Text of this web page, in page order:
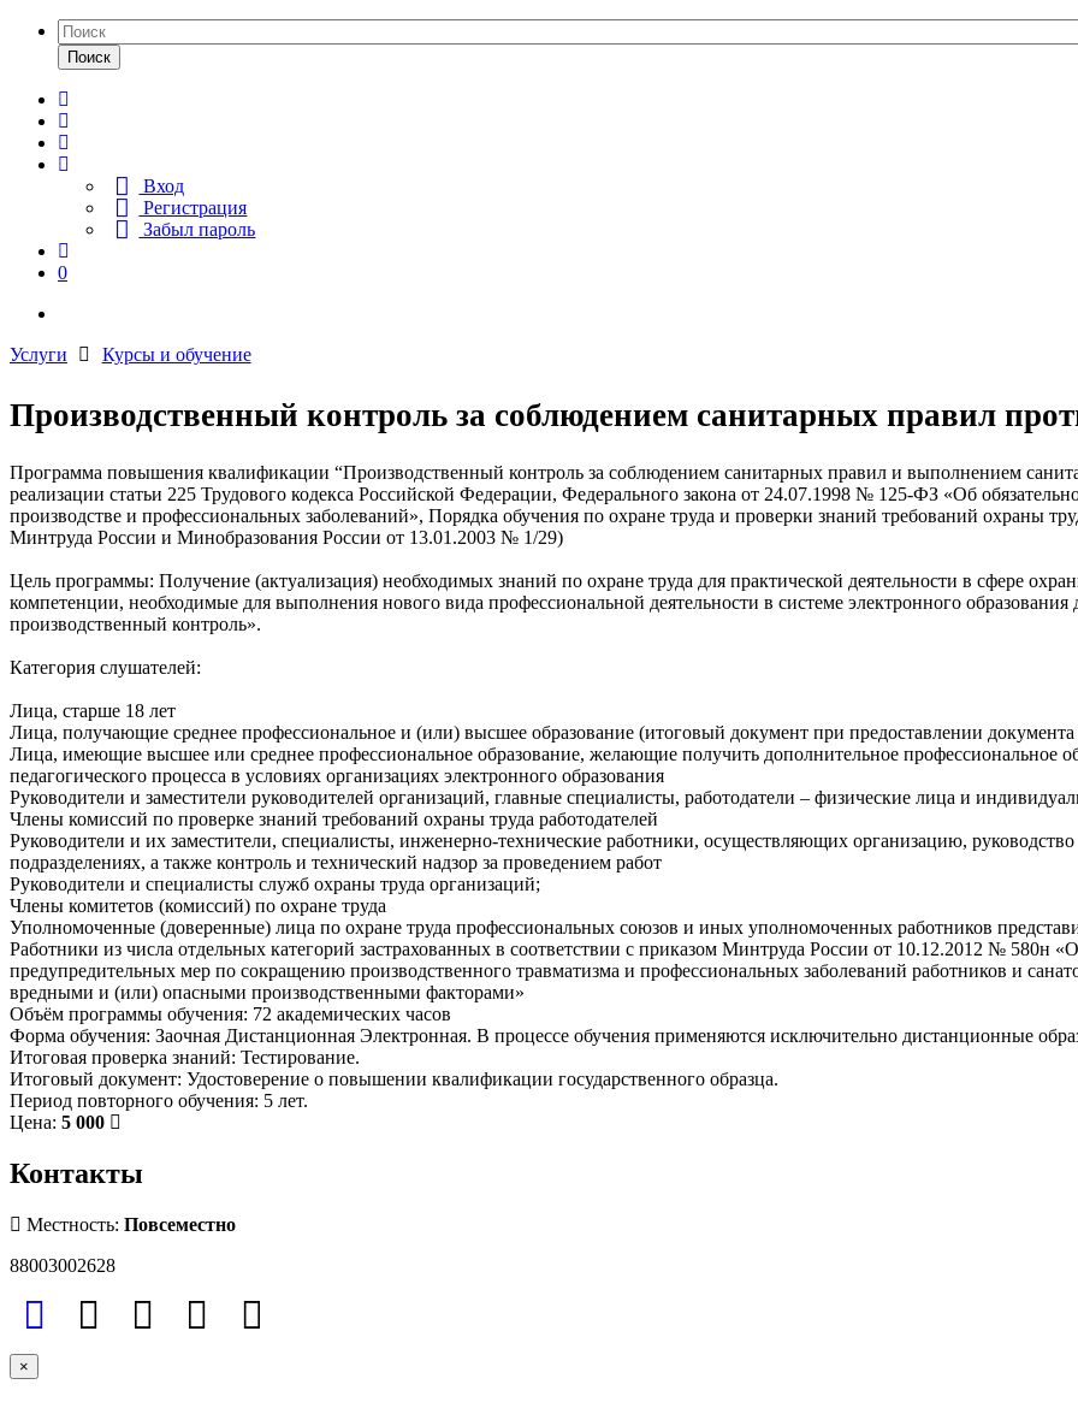
Поиск
Вход
Регистрация
Забыл пароль
0
Услуги Курсы и обучение
Производственный контроль за соблюдением санитарных правил
Программа повышения квалификации “Производственный контроль за соблюдением санитарных правил и выполнением
реализации статьи 225 Трудового кодекса Российской Федерации, Федерального закона от 24.07.1998 № 125-ФЗ «Об
производстве и профессиональных заболеваний», Порядка обучения по охране труда и проверки знаний требований охраны
Минтруда России и Минобразования России от 13.01.2003 № 1/29)
Цель программы: Получение (актуализация) необходимых знаний по охране труда для практической деятельности в сфере
компетенции, необходимые для выполнения нового вида профессиональной деятельности в системе электронного
производственный контроль».
Категория слушателей:
Лица, старше 18 лет
Лица, получающие среднее профессиональное и (или) высшее образование (итоговый документ при предоставлении
Лица, имеющие высшее или среднее профессиональное образование, желающие получить дополнительное профессиональное
педагогического процесса в условиях организациях электронного образования
Руководители и заместители руководителей организаций, главные специалисты, работодатели – физические лица и
Члены комиссий по проверке знаний требований охраны труда работодателей
Руководители и их заместители, специалисты, инженерно-технические работники, осуществляющих организацию,
подразделениях, а также контроль и технический надзор за проведением работ
Руководители и специалисты служб охраны труда организаций;
Члены комитетов (комиссий) по охране труда
Уполномоченные (доверенные) лица по охране труда профессиональных союзов и иных уполномоченных работников
Работники из числа отдельных категорий застрахованных в соответствии с приказом Минтруда России от 10.12.2012 № 580н
предупредительных мер по сокращению производственного травматизма и профессиональных заболеваний работников и
вредными и (или) опасными производственными факторами»
Объём программы обучения: 72 академических часов
Форма обучения: Заочная Дистанционная Электронная. В процессе обучения применяются исключительно дистанционные
Итоговая проверка знаний: Тестирование.
Итоговый документ: Удостоверение о повышении квалификации государственного образца.
Период повторного обучения: 5 лет.
Цена: 5 000
Контакты
Местность: Повсеместно
88003002628
×